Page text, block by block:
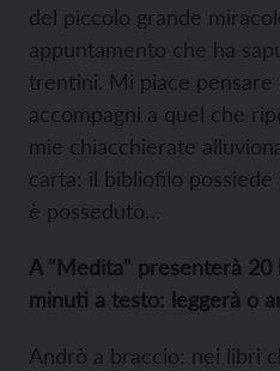
del piccolo grande
appuntamento che ha
trentini. Mi piace pensare
accompagni a quel che
mie chiacchierate
carta: il bibliofilo
è posseduto…
A "Medita" presenterà
minuti a testo: leggerà o
Andrò a braccio: nei libri